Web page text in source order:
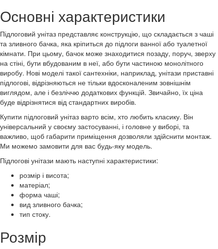
Основні характеристики
Підлоговий унітаз представляє конструкцію, що складається з чаші
та зливного бачка, яка кріпиться до підлоги ванної або туалетної
кімнати. При цьому, бачок може знаходитися позаду, поруч, зверху
на стіні, бути вбудованим в неї, або бути частиною монолітного
виробу. Нові моделі такої сантехніки, наприклад, унітази приставні
підлогові, відрізняються не тільки вдосконаленим зовнішнім
виглядом, але і безліччю додаткових функцій. Звичайно, їх ціна
буде відрізнятися від стандартних виробів.
Купити підлоговий унітаз варто всім, хто любить класику. Він
універсальний у своєму застосуванні, і головне у виборі, та
важливо, щоб габарити приміщення дозволяли здійснити монтаж.
Ми можемо замовити для вас будь-яку модель.
Підлогові унітази мають наступні характеристики:
розмір і висота;
матеріал;
форма чаші;
вид зливного бачка;
тип стоку.
Розмір